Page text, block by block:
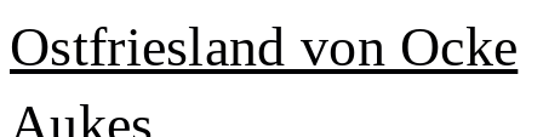
Ostfriesland von Ocke
Aukes